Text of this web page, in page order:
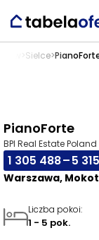
Sielce>
PianoForte
BPI Real Estate
1 305 488 – 5
Warszawa,
Liczba pokoi:
1 - 5 pok.